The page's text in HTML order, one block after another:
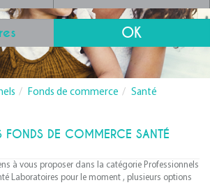
Fonds de commerce
Santé
FONDS DE COMMERCE SANTÉ
à vous proposer dans la catégorie Professionnels
Laboratoires pour le moment , plusieurs options